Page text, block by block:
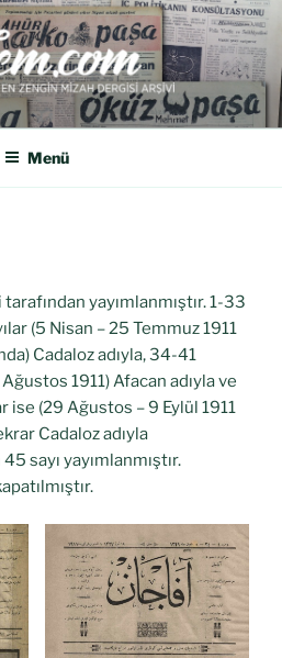
Dergisi Arşividir.
Menü
yayımlanmıştır. 1-33
(5 Nisan – 25 Temmuz 1911
Cadaloz adıyla, 34-41
1911) Afacan adıyla ve
ise (29 Ağustos – 9 Eylül 1911
Cadaloz adıyla
sayı yayımlanmıştır.